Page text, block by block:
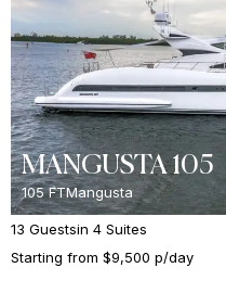
MANGUSTA 105
105 FTMangusta
13 Guestsin 4 Suites
Starting from $9,500 p/day